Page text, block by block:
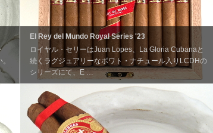
El Rey del Mundo Royal Series '23
ロイヤル・セリーはJuan Lopes、La Gloria Cubanaと
続くラグジュアリーなボワト・ナチュール入りLCDHの
シリーズにて、E …